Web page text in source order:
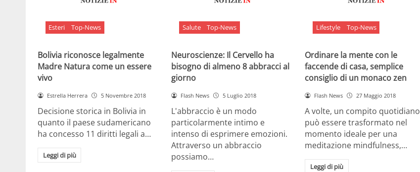
Esteri Top-News
Bolivia riconosce legalmente
Madre Natura come un essere
vivo
Estrella Herrera 5 Novembre 2018
Decisione storica in Bolivia in
quanto il paese sudamericano
ha concesso 11 diritti legali a…
Leggi di più
Salute Top-News
Neuroscienze: Il Cervello ha
bisogno di almeno 8 abbracci al
giorno
Flash News 5 Luglio 2018
L'abbraccio è un modo
particolarmente intimo e
intenso di esprimere emozioni.
Attraverso un abbraccio
possiamo…
Lifestyle Top-News
Ordinare la mente con le
faccende di casa, semplice
consiglio di un monaco zen
Flash News 27 Maggio 2018
A volte, un compito quotidiano
può essere trasformato nel
momento ideale per una
meditazione mindfulness,…
Leggi di più